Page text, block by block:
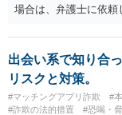
場合は、弁護士に依
さい。
出会い系で知り合
リスクと対策。
#マッチングアプリ詐欺 #
#詐欺の法的措置
#恐喝・